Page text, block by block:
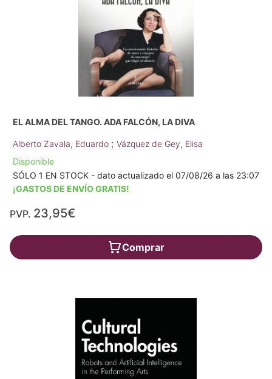
EL ALMA DEL TANGO. ADA FALCÓN, LA DIVA
Alberto Zavala, Eduardo ; Vázquez de Gey, Elisa
Disponible
SÓLO 1 EN STOCK - dato actualizado el 07/08/26 a las 23:07
¡GASTOS DE ENVÍO GRATIS!
PVP. 23,95€
Comprar